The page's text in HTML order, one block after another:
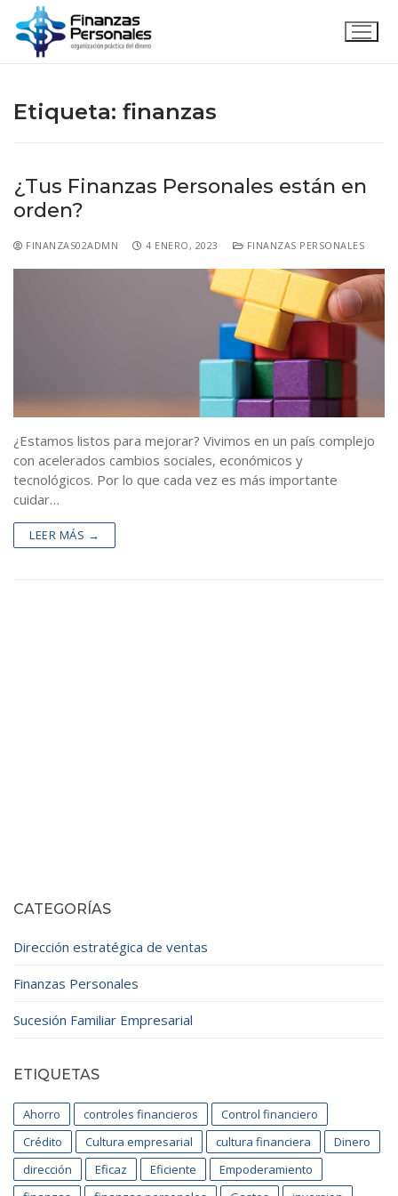
Alcancías M.S.P.
Contacto
Etiqueta: finanzas
¿Tus Finanzas Personales están en
orden?
FINANZAS02ADMN 4 ENERO, 2023 FINANZAS PERSONALES
¿Estamos listos para mejorar? Vivimos en un país complejo
con acelerados cambios sociales, económicos y
tecnológicos. Por lo que cada vez es más importante
cuidar…
LEER MÁS →
CATEGORÍAS
Dirección estratégica de ventas
Finanzas Personales
Sucesión Familiar Empresarial
ETIQUETAS
Ahorro controles financieros
Control financiero
Crédito
Cultura empresarial cultura financiera
Dinero
dirección
Eficaz Eficiente
Empoderamiento